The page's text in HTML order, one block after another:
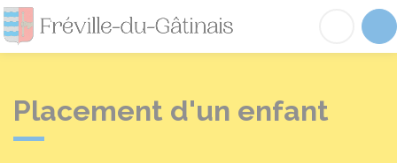
Fréville-du-
Placement d'un enfant